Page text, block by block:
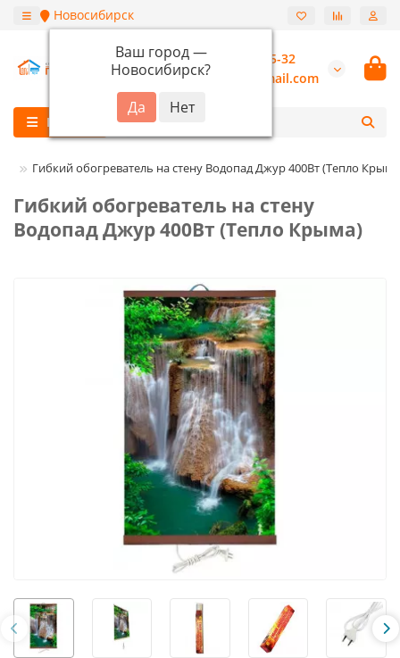
Новосибирск
Ваш город —
Новосибирск?
+7 (913) 987-55-32
burannsk@gmail.com
Каталог
Гибкий обогреватель на стену Водопад Джур 400Вт (Тепло
Гибкий обогреватель на стену
Водопад Джур 400Вт (Тепло Крыма)